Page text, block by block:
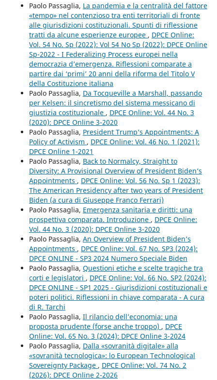
Paolo Passaglia, La pandemia e la centralità del fattore
«tempo» nel contenzioso tra enti territoriali di fronte
alle giurisdizioni costituzionali. Spunti di riflessione
tratti da alcune esperienze europee , DPCE Online:
Vol. 54 No. Sp (2022): Vol 54 No Sp (2022): DPCE Online
Sp-2022 - I Federalizing Process europei nella
democrazia d’emergenza. Riflessioni comparate a
partire dai ‘primi’ 20 anni della riforma del Titolo V
della Costituzione italiana
Paolo Passaglia, Da Tocqueville a Marshall, passando
per Kelsen: il sincretismo del sistema messicano di
giustizia costituzionale , DPCE Online: Vol. 44 No. 3
(2020): DPCE Online 3-2020
Paolo Passaglia, President Trump’s Appointments: A
Policy of Activism , DPCE Online: Vol. 46 No. 1 (2021):
DPCE Online 1-2021
Paolo Passaglia, Back to Normalcy, Straight to
Diversity: A Provisional Overview of President Biden’s
Appointments , DPCE Online: Vol. 56 No. Sp 1 (2023):
The American Presidency after two years of President
Biden (a cura di Giuseppe Franco Ferrari)
Paolo Passaglia, Emergenza sanitaria e diritti: una
prospettiva comparata. Introduzione , DPCE Online:
Vol. 44 No. 3 (2020): DPCE Online 3-2020
Paolo Passaglia, An Overview of President Biden’s
Appointments , DPCE Online: Vol. 67 No. SP3 (2024):
DPCE ONLINE - SP3 2024 Numero Speciale Biden
Paolo Passaglia, Questioni etiche e scelte tragiche tra
corti e legislatori , DPCE Online: Vol. 66 No. SP2 (2024):
DPCE ONLINE - SP1 2025 - Giurisdizioni costituzionali e
poteri politici. Riflessioni in chiave comparata - A cura
di R. Tarchi
Paolo Passaglia, Il rilancio dell’economia: una
proposta prudente (forse anche troppo) , DPCE
Online: Vol. 65 No. 3 (2024): DPCE Online 3-2024
Paolo Passaglia, Dalla «sovranità digitale» alla
«sovranità tecnologica»: lo European Technological
Sovereignty Package , DPCE Online: Vol. 74 No. 2
(2026): DPCE Online 2-2026